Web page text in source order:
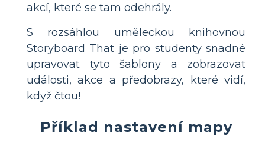
akcí, které se tam odehrály.
S rozsáhlou uměleckou knihovnou
Storyboard That je pro studenty snadné
upravovat tyto šablony a zobrazovat
události, akce a předobrazy, které vidí,
když čtou!
Příklad nastavení mapy